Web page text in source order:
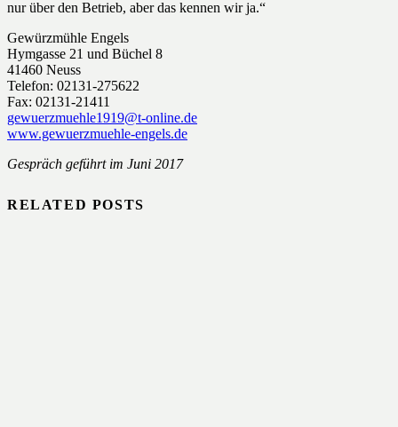
nur über den Betrieb, aber das kennen wir ja.“
Gewürzmühle Engels
Hymgasse 21 und Büchel 8
41460 Neuss
Telefon: 02131-275622
Fax: 02131-21411
gewuerzmuehle1919@t-online.de
www.gewuerzmuehle-engels.de
Gespräch geführt im Juni 2017
RELATED POSTS